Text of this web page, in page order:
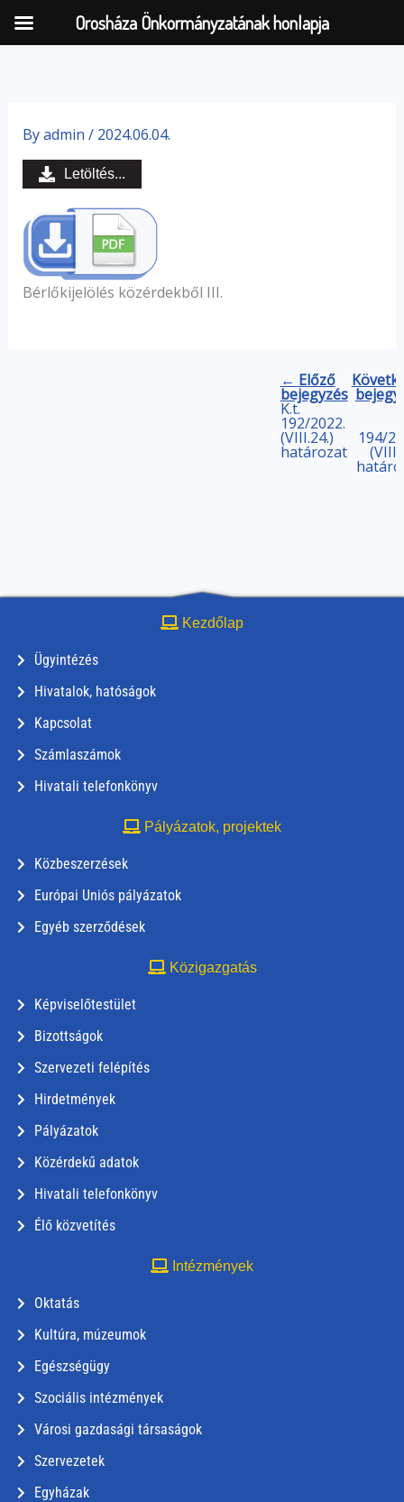
content
Byadmin / 2024.06.04.
Bérlőkijelölés közérdekből III.
Letöltés...
← Előző
bejegyzés
K.t.
192/2022.
(VIII.24.)
határozat
194/
Kezdőlap
Ügyintézés
Hivatalok, hatóságok
Kapcsolat
Számlaszámok
Hivatali telefonkönyv
Pályázatok, projektek
Közbeszerzések
Európai Uniós pályázatok
Egyéb szerződések
Közigazgatás
Képviselőtestület
Bizottságok
Szervezeti felépítés
Hirdetmények
Pályázatok
Közérdekű adatok
Hivatali telefonkönyv
Élő közvetítés
Intézmények
Oktatás
Kultúra, múzeumok
Egészségügy
Szociális intézmények
Városi gazdasági társaságok
Szervezetek
Egyházak
Orosháza Önkormányzatának honlapja